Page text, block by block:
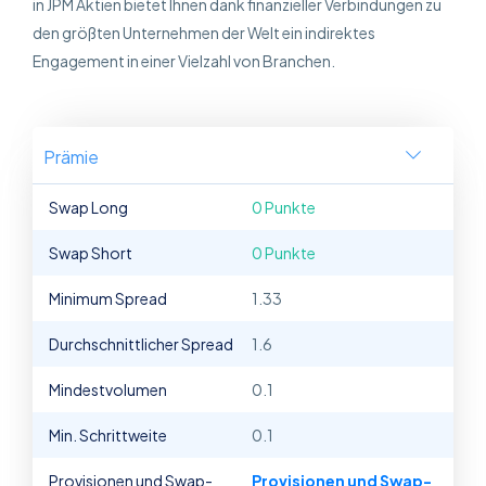
in JPM Aktien bietet Ihnen dank finanzieller Verbindungen zu
den größten Unternehmen der Welt ein indirektes
Engagement in einer Vielzahl von Branchen.
Prämie
Swap Long 0 Punkte
Swap Short 0 Punkte
Minimum Spread 1.33
Durchschnittlicher Spread 1.6
Mindestvolumen 0.1
Min. Schrittweite 0.1
Provisionen und Swap- Provisionen und Swap-